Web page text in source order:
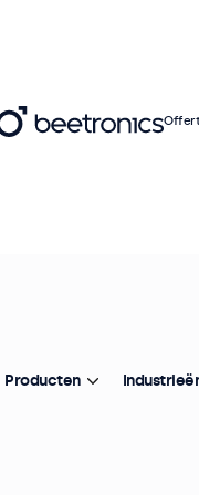
Producten